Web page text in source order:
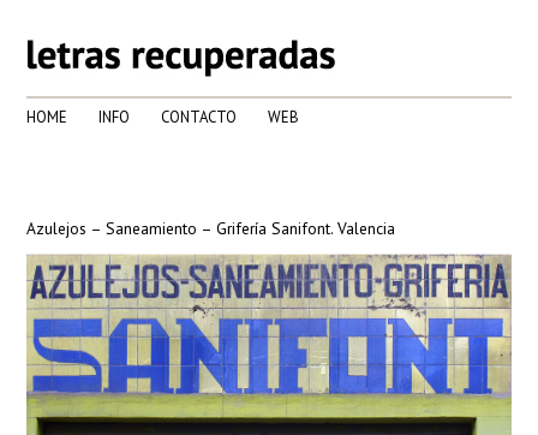
HOME INFO CONTACTO WEB
Azulejos – Saneamiento – Grifería Sanifont. Valencia